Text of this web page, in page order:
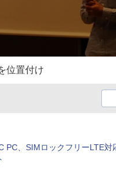
位置付け
PC、SIMロックフリーLTE